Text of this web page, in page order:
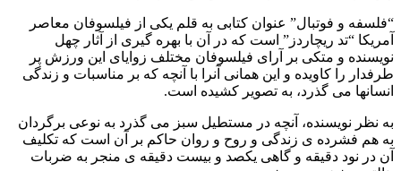
“فلسفه و فوتبال” عنوان کتابی به قلم یکی از فیلسوفان معاصر
آمریکا “تد ریچاردز” است که در آن با بهره گیری از آثار چهل
نویسنده و متکی بر آرای فیلسوفان مختلف زوایای این ورزش پر
طرفدار را کاویده و این همانی آنرا با آنچه که بر مناسبات و زندگی
انسانها می گذرد، به تصویر کشیده است.
به نظر نویسنده، آنچه در مستطیل سبز می گذرد به نوعی برگردان
به هم فشرده ی زندگی و روح و روان حاکم بر آن است که تکلیف
آن در نود دقیقه و گاهی یکصد و بیست دقیقه ی منجر به ضربات